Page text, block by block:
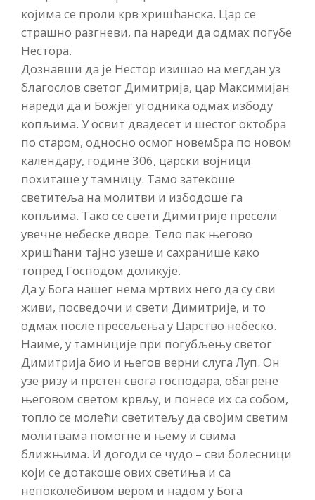
којима се проли крв хришћанска. Цар се
страшно разгневи, па нареди да одмах погубе
Нестора.
Дознавши да је Нестор изишао на мегдан уз
благослов светог Димитрија, цар Максимијан
нареди да и Божјег угодника одмах избоду
копљима. У освит двадесет и шестог октобра
по старом, односно осмог новембра по новом
календару, године 306, царски војници
похиташе у тамницу. Тамо затекоше
светитеља на молитви и избодоше га
копљима. Тако се свети Димитрије пресели
увечне небеске дворе. Тело пак његово
хришћани тајно узеше и сахранише како
топред Господом доликује.
Да у Бога нашег нема мртвих него да су сви
живи, посведочи и свети Димитрије, и то
одмах после пресељења у Царство небеско.
Наиме, у тамниције при погубљењу светог
Димитрија био и његов верни слуга Луп. Он
узе ризу и прстен свога господара, обагрене
његовом светом крвљу, и понесе их са собом,
топло се молећи светитељу да својим светим
молитвама помогне и њему и свима
ближњима. И догоди се чудо – сви болесници
који се дотакоше ових светиња и са
непоколебивом вером и надом у Бога